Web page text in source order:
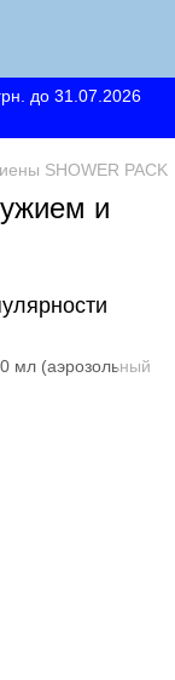
до 31.07.2026
SHOWER PACK
и